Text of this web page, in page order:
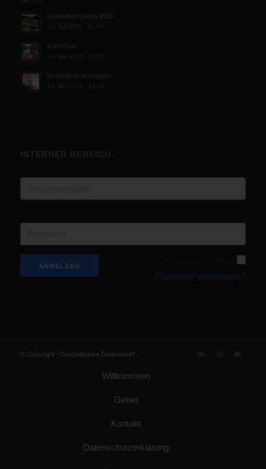
Passwort vergessen?
© Copyright - Gospelhouse Denkendorf
Willkommen
Gebet
Kontakt
Datenschutzerklärung